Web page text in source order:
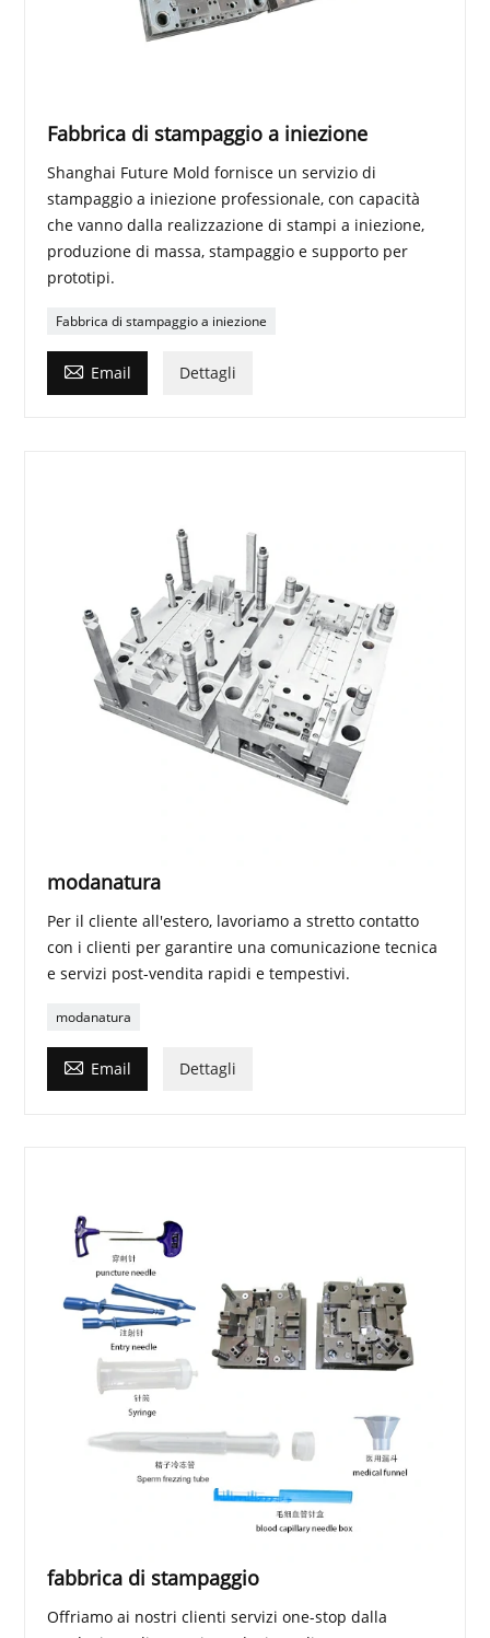
Fabbrica di stampaggio a iniezione
Shanghai Future Mold fornisce un servizio di
stampaggio a iniezione professionale, con capacità
che vanno dalla realizzazione di stampi a iniezione,
produzione di massa, stampaggio e supporto per
prototipi.
Fabbrica di stampaggio a iniezione
 Email Dettagli
modanatura
Per il cliente all'estero, lavoriamo a stretto contatto
con i clienti per garantire una comunicazione tecnica
e servizi post-vendita rapidi e tempestivi.
modanatura
 Email Dettagli
fabbrica di stampaggio
Offriamo ai nostri clienti servizi one-stop dalla